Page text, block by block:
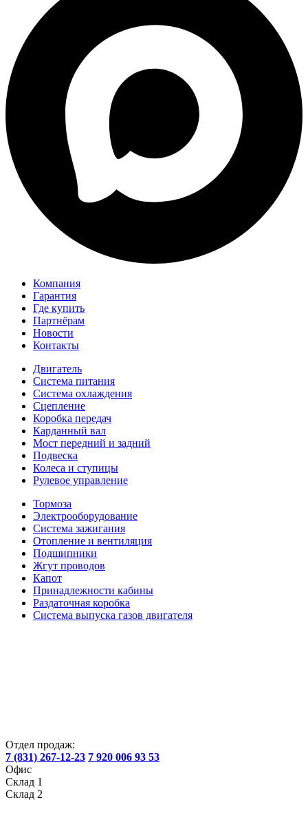
Компания
Гарантия
Где купить
Партнёрам
Новости
Контакты
Двигатель
Система питания
Система охлаждения
Сцепление
Коробка передач
Карданный вал
Мост передний и задний
Подвеска
Колеса и ступицы
Рулевое управление
Тормоза
Электрооборудование
Система зажигания
Отопление и вентиляция
Подшипники
Жгут проводов
Капот
Принадлежности кабины
Раздаточная коробка
Система выпуска газов двигателя
Отдел продаж:
7 (831) 267-12-23 7 920 006 93 53
Офис
Склад 1
Склад 2